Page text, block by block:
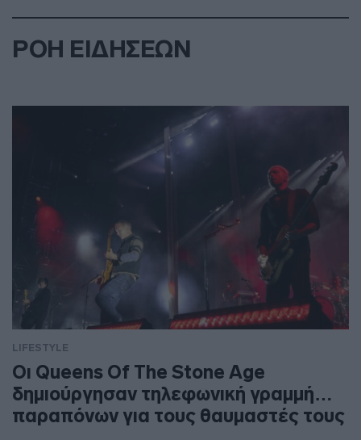
ΡΟΗ ΕΙΔΗΣΕΩΝ
LIFESTYLE
Οι Queens Of The Stone Age
δημιούργησαν τηλεφωνική γραμμή…
παραπόνων για τους θαυμαστές τους